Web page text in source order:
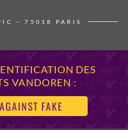
– 75018 PARIS
DES
VANDOREN :
FAKE